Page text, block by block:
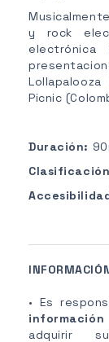
y rock
Picnic
Duración:
• Es
información
adquirir